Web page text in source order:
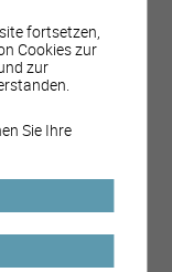
fortsetzen,
Cookies zur
zur
Sie Ihre